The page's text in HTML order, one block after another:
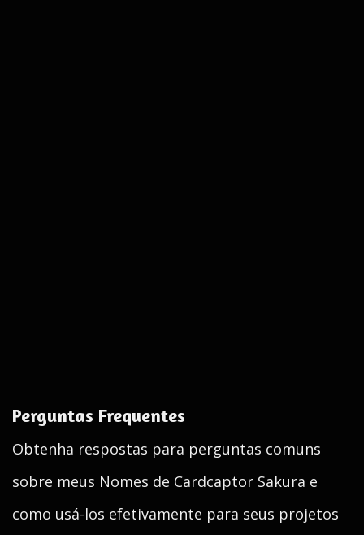
Perguntas Frequentes
Obtenha respostas para perguntas comuns
sobre meus Nomes de Cardcaptor Sakura e
como usá-los efetivamente para seus projetos